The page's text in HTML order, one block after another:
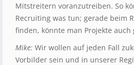
Mitstreitern voranzutreiben. So
Recruiting was tun; gerade beim
finden, könnte man Projekte auch
Mike: Wir wollen auf jeden Fall
Vorbilder sein und in unserer